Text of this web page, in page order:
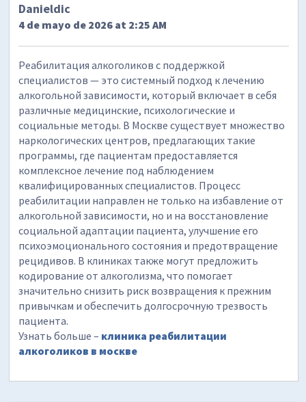
Danieldic
4 de mayo de 2026 at 2:25 AM
Реабилитация алкоголиков с поддержкой
специалистов — это системный подход к лечению
алкогольной зависимости, который включает в себя
различные медицинские, психологические и
социальные методы. В Москве существует множество
наркологических центров, предлагающих такие
программы, где пациентам предоставляется
комплексное лечение под наблюдением
квалифицированных специалистов. Процесс
реабилитации направлен не только на избавление от
алкогольной зависимости, но и на восстановление
социальной адаптации пациента, улучшение его
психоэмоционального состояния и предотвращение
рецидивов. В клиниках также могут предложить
кодирование от алкоголизма, что помогает
значительно снизить риск возвращения к прежним
привычкам и обеспечить долгосрочную трезвость
пациента.
Узнать больше – клиника реабилитации
алкоголиков в москве